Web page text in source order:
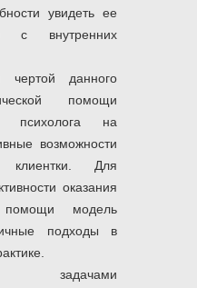
увидеть ее
с внутренних
чертой данного
помощи
психолога на
возможности
клиентки. Для
оказания
помощи модель
подходы в
задачами